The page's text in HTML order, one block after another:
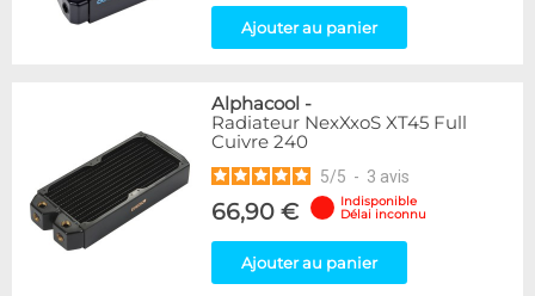
Ajouter au panier
Alphacool -
Radiateur NexXxoS XT45 Full
Cuivre 240
5/5 - 3 avis
66,90 €
Indisponible
Délai inconnu
Ajouter au panier